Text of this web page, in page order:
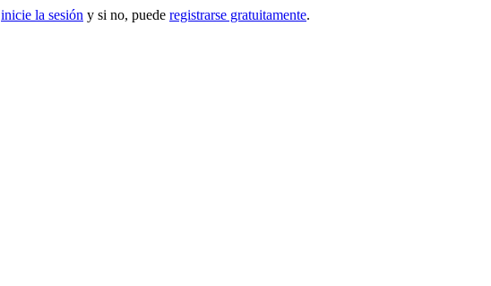
inicie la sesión y si no, puede registrarse gratuitamente.